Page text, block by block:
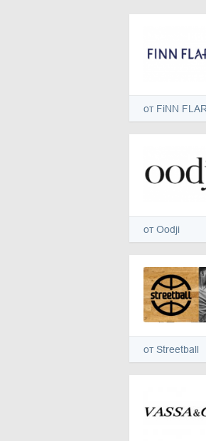
от FiNN
от Oodji
от Streetball